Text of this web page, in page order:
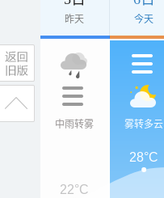
昨天 今天
中雨转雾 雾转多云
22°C
28°C